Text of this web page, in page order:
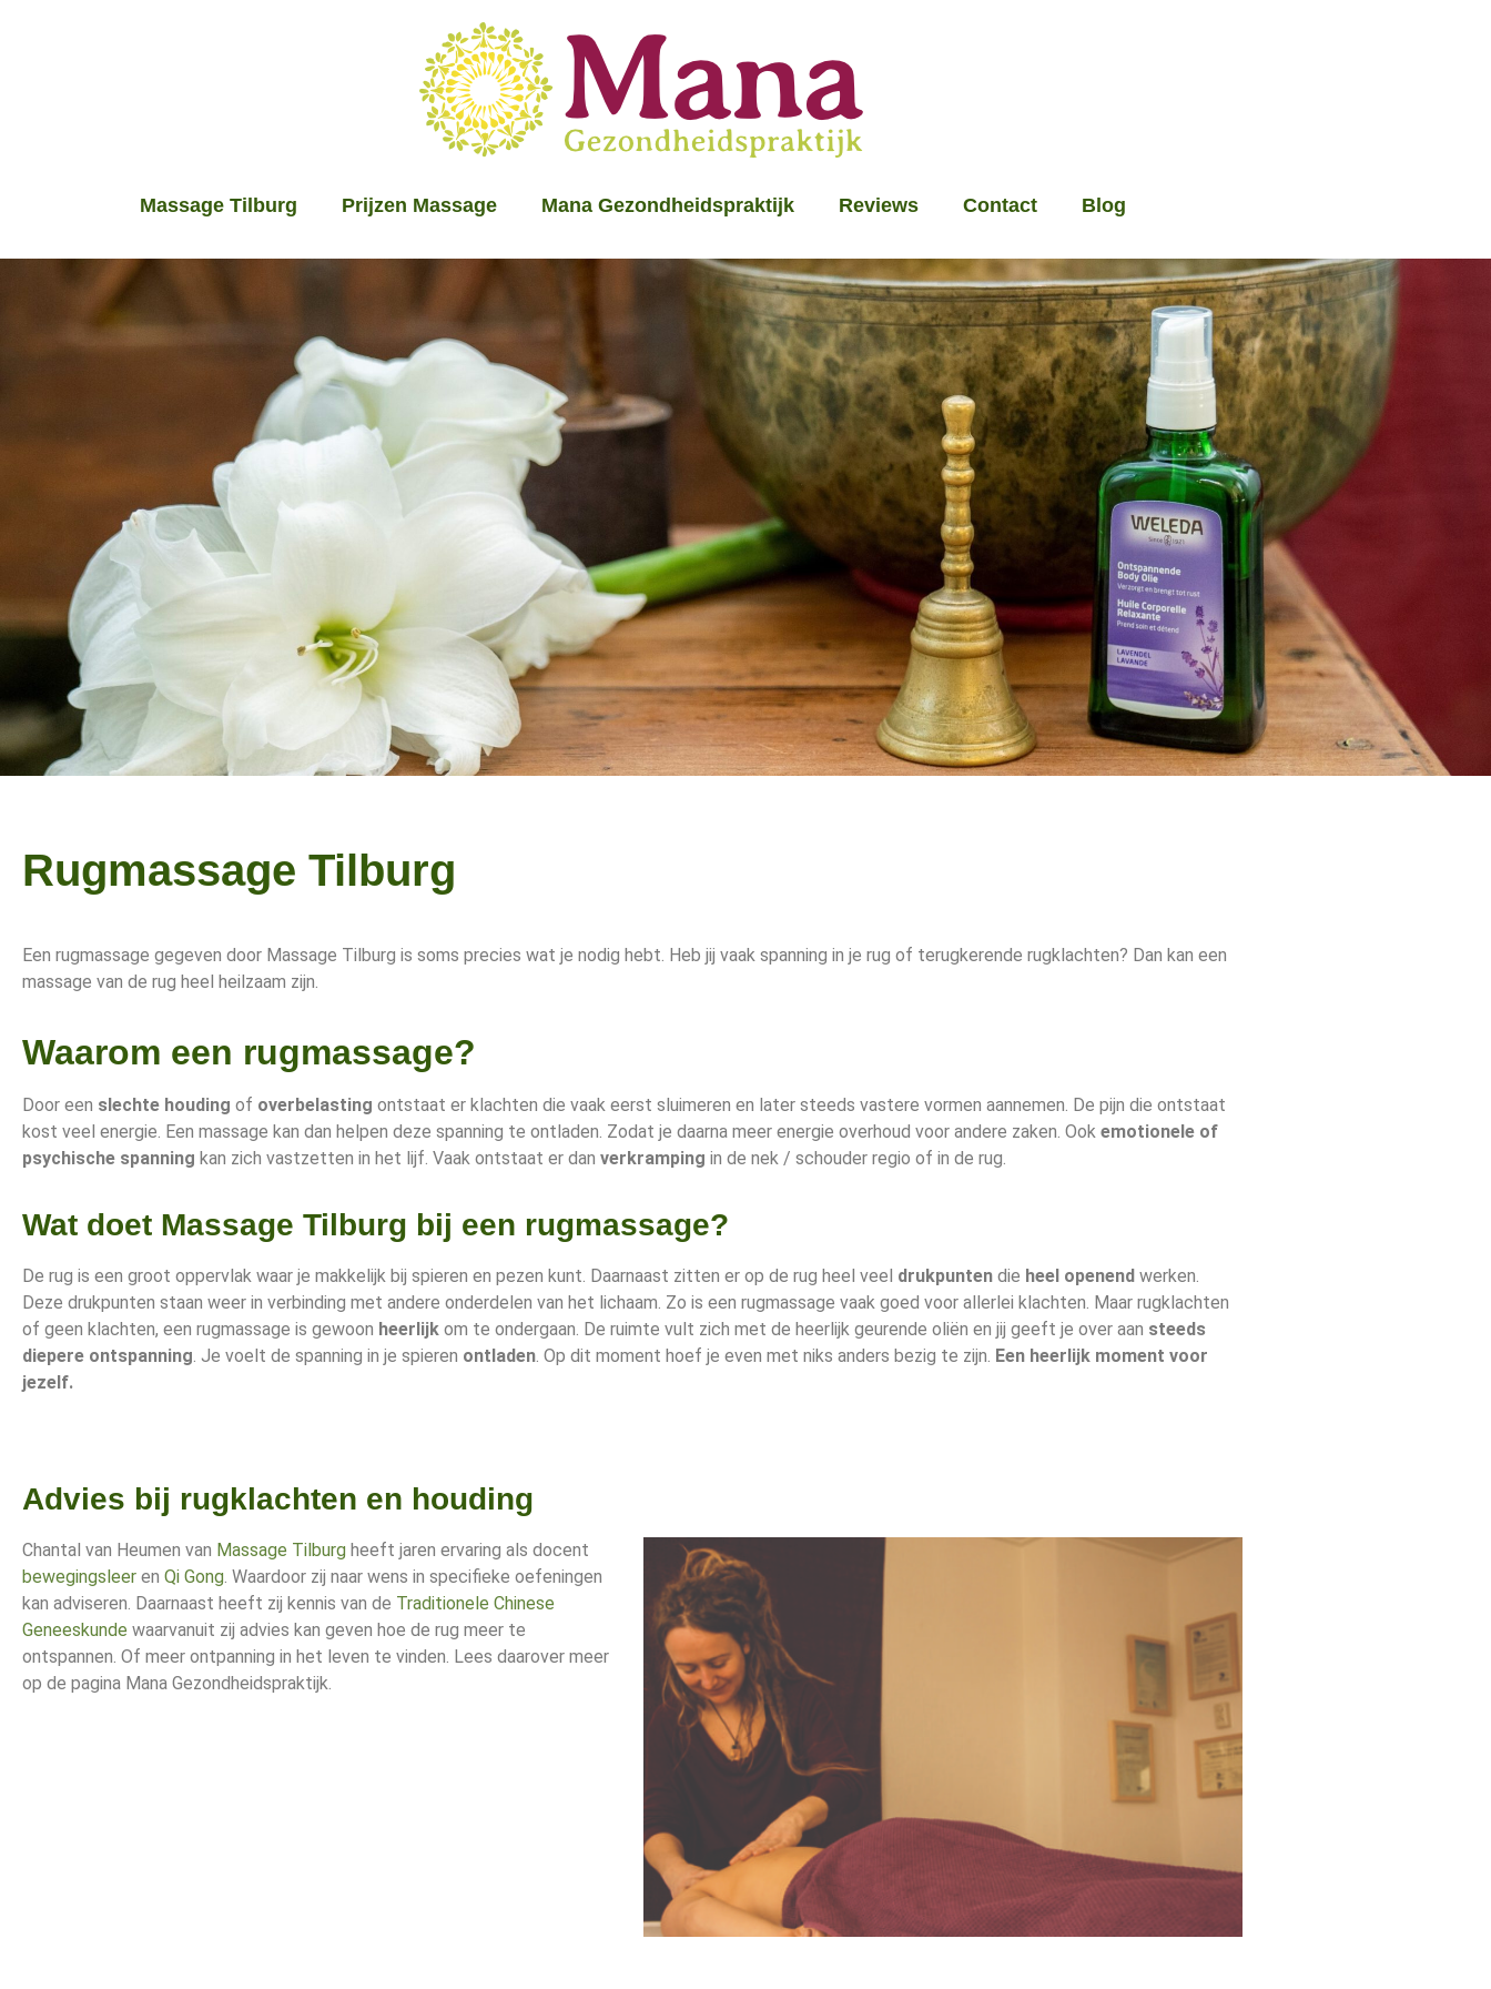
Massage Tilburg Prijzen Massage Mana Gezondheidspraktijk Reviews Contact Blog
Rugmassage Tilburg
Een rugmassage gegeven door Massage Tilburg is soms precies wat je nodig hebt. Heb jij vaak spanning in je rug of terugkerende rugklachten? Dan kan een
massage van de rug heel heilzaam zijn.
Waarom een rugmassage?
Door een slechte houding of overbelasting ontstaat er klachten die vaak eerst sluimeren en later steeds vastere vormen aannemen. De pijn die ontstaat
kost veel energie. Een massage kan dan helpen deze spanning te ontladen. Zodat je daarna meer energie overhoud voor andere zaken. Ook emotionele of
psychische spanning kan zich vastzetten in het lijf. Vaak ontstaat er dan verkramping in de nek / schouder regio of in de rug.
Wat doet Massage Tilburg bij een rugmassage?
De rug is een groot oppervlak waar je makkelijk bij spieren en pezen kunt. Daarnaast zitten er op de rug heel veel drukpunten die heel openend werken.
Deze drukpunten staan weer in verbinding met andere onderdelen van het lichaam. Zo is een rugmassage vaak goed voor allerlei klachten. Maar rugklachten
of geen klachten, een rugmassage is gewoon heerlijk om te ondergaan. De ruimte vult zich met de heerlijk geurende oliën en jij geeft je over aan steeds
diepere ontspanning. Je voelt de spanning in je spieren ontladen. Op dit moment hoef je even met niks anders bezig te zijn. Een heerlijk moment voor
jezelf.
Advies bij rugklachten en houding
Chantal van Heumen van Massage Tilburg heeft jaren ervaring als docent
bewegingsleer en Qi Gong. Waardoor zij naar wens in specifieke oefeningen
kan adviseren. Daarnaast heeft zij kennis van de Traditionele Chinese
Geneeskunde waarvanuit zij advies kan geven hoe de rug meer te
ontspannen. Of meer ontpanning in het leven te vinden. Lees daarover meer
op de pagina Mana Gezondheidspraktijk.